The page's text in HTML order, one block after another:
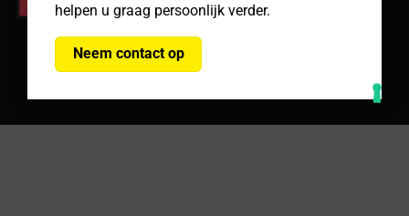
helpen u graag persoonlijk verder.
Neem contact op